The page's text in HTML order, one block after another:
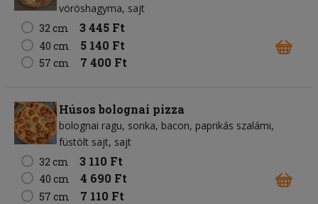
vöröshagyma sajt
32 cm
3 445 Ft
40 cm 5 140 Ft
57 cm 7 400 Ft
Húsos bolognai pizza
bolognai ragu sonka bacon paprikás szalámi
füstölt sajt sajt
32 cm
3 110 Ft
40 cm 4 690 Ft
57 cm 7 110 Ft